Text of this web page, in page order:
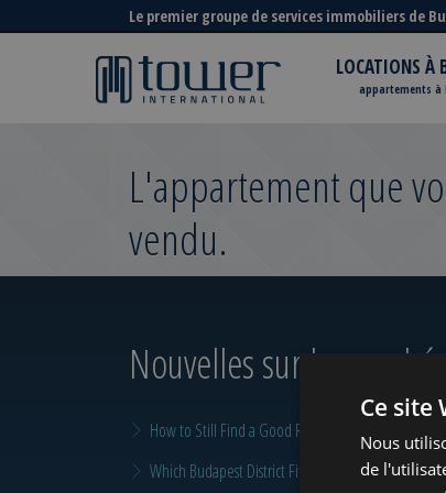
Le premier groupe de services immobiliers de
LOCATIONS À
appartements à
L'appartement que
vendu.
Nouvelles sur le marché
How to Still Find a Good Rental in Budapest at the
Which Budapest District Fits Which Property
Ce site
Nous
de